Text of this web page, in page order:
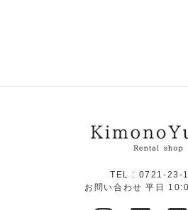
TEL : 0721-23-
お問い合わせ 平日